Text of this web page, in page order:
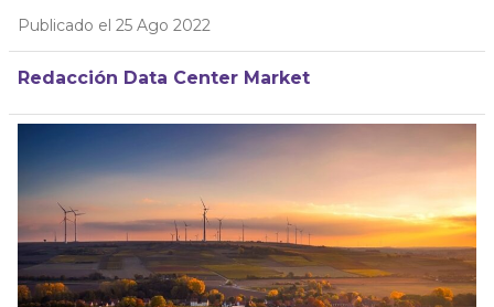
Publicado el 25 Ago 2022
Redacción Data Center Market